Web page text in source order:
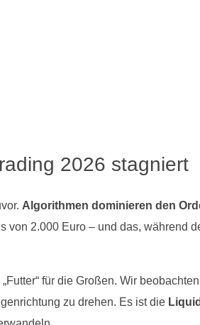
2026 stagniert
Algorithmen dominieren den
2.000 Euro – und das, während
für die Großen. Wir
zu drehen. Es ist die